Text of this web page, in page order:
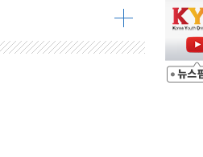
나흘 연속 최고치